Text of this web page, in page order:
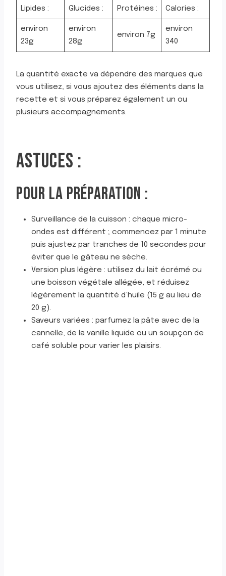
Lipides : Glucides : Protéines : Calories :
environ
23g
environ
28g
environ 7g
environ
340
La quantité exacte va dépendre des marques que
vous utilisez, si vous ajoutez des éléments dans la
recette et si vous préparez également un ou
plusieurs accompagnements.
ASTUCES :
POUR LA PRÉPARATION :
Surveillance de la cuisson : chaque micro-
ondes est différent ; commencez par 1 minute
puis ajustez par tranches de 10 secondes pour
éviter que le gâteau ne sèche.
Version plus légère : utilisez du lait écrémé ou
une boisson végétale allégée, et réduisez
légèrement la quantité d’huile (15 g au lieu de
20 g).
Saveurs variées : parfumez la pâte avec de la
cannelle, de la vanille liquide ou un soupçon de
café soluble pour varier les plaisirs.